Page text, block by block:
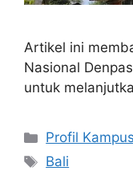
Artikel ini
Nasional
untuk
Kategori
Profil Kampus
Tag
Bali